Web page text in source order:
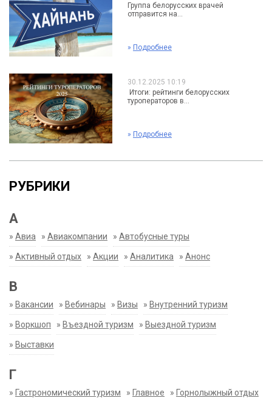
Группа белорусских врачей
отправится на...
» Подробнее
30.12.2025 10:19
Итоги: рейтинги белорусских
туроператоров в...
» Подробнее
РУБРИКИ
А
» Авиа » Авиакомпании » Автобусные туры
» Активный отдых » Акции » Аналитика » Анонс
В
» Вакансии » Вебинары » Визы » Внутренний туризм
» Воркшоп » Въездной туризм » Выездной туризм
» Выставки
Г
» Гастрономический туризм » Главное » Горнолыжный отдых